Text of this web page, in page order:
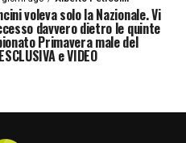
orchestrato,
in vista della
voleva solo la Nazionale. Vi
davvero dietro le quinte
Primavera male del
e VIDEO